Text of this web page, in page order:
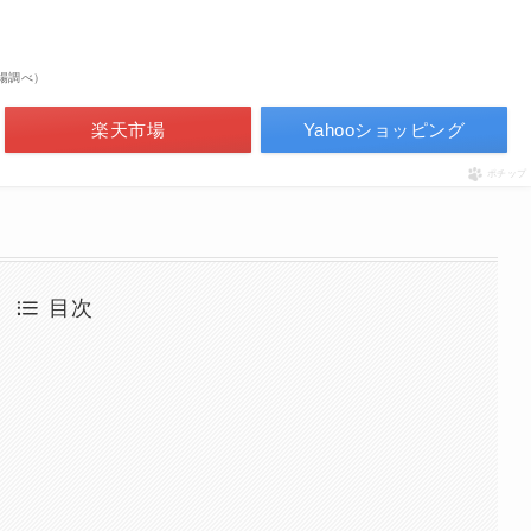
べ）
楽天市場 Yahooショッピング
ポチップ
目次